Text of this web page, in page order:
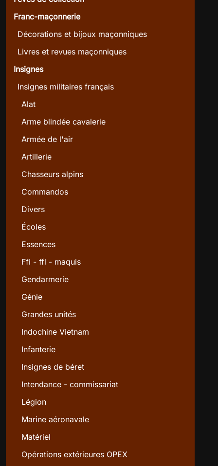
Franc-maçonnerie
Décorations et bijoux maçonniques
Livres et revues maçonniques
Insignes
Insignes militaires français
Alat
Arme blindée cavalerie
Armée de l'air
Artillerie
Chasseurs alpins
Commandos
Divers
Écoles
Essences
Ffi - ffl - maquis
Gendarmerie
Génie
Grandes unités
Indochine Vietnam
Infanterie
Insignes de béret
Intendance - commissariat
Légion
Marine aéronavale
Matériel
Opérations extérieures OPEX